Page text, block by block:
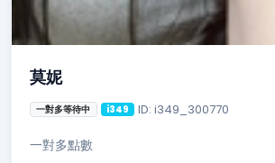
莫妮
一對多等待中 i349 ID: i349_300770
一對多點數